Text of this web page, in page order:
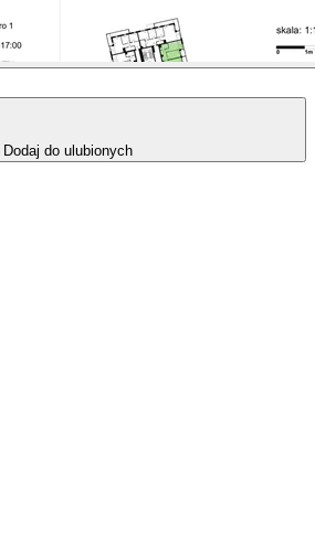
Dodaj do ulubionych